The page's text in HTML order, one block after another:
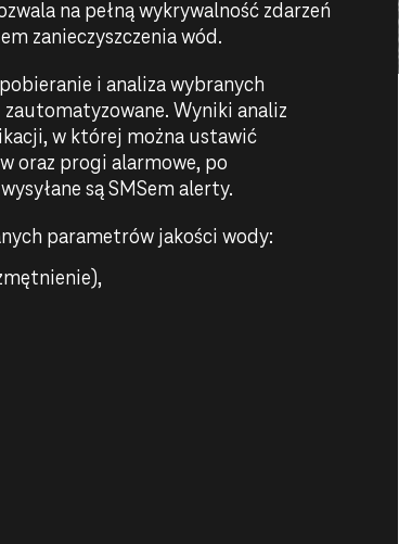
na pełną wykrywalność zdarzeń
zanieczyszczenia wód.
i analiza wybranych
Wyniki analiz
w której można ustawić
oraz progi alarmowe, po
są SMSem alerty.
parametrów jakości wody: